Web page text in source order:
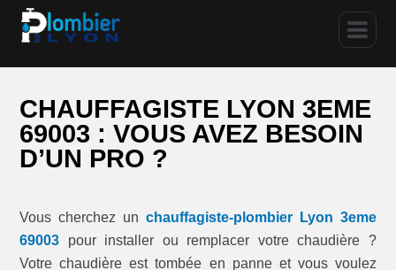
CHAUFFAGISTE LYON 3EME
69003 : VOUS AVEZ BESOIN
D’UN PRO ?
Vous cherchez un chauffagiste-plombier Lyon 3eme
69003 pour installer ou remplacer votre chaudière ?
Votre chaudière est tombée en panne et vous voulez